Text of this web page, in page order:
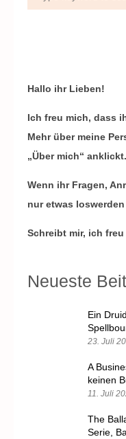
Hallo ihr Lieben!
Ich freu mich, dass
Mehr über meine
„Über mich“ anklickt.
Wenn ihr Fragen,
nur etwas
Schreibt mir, ich
Neueste
Ein
23. Juli
A
keinen
11. Juli
The
Serie,